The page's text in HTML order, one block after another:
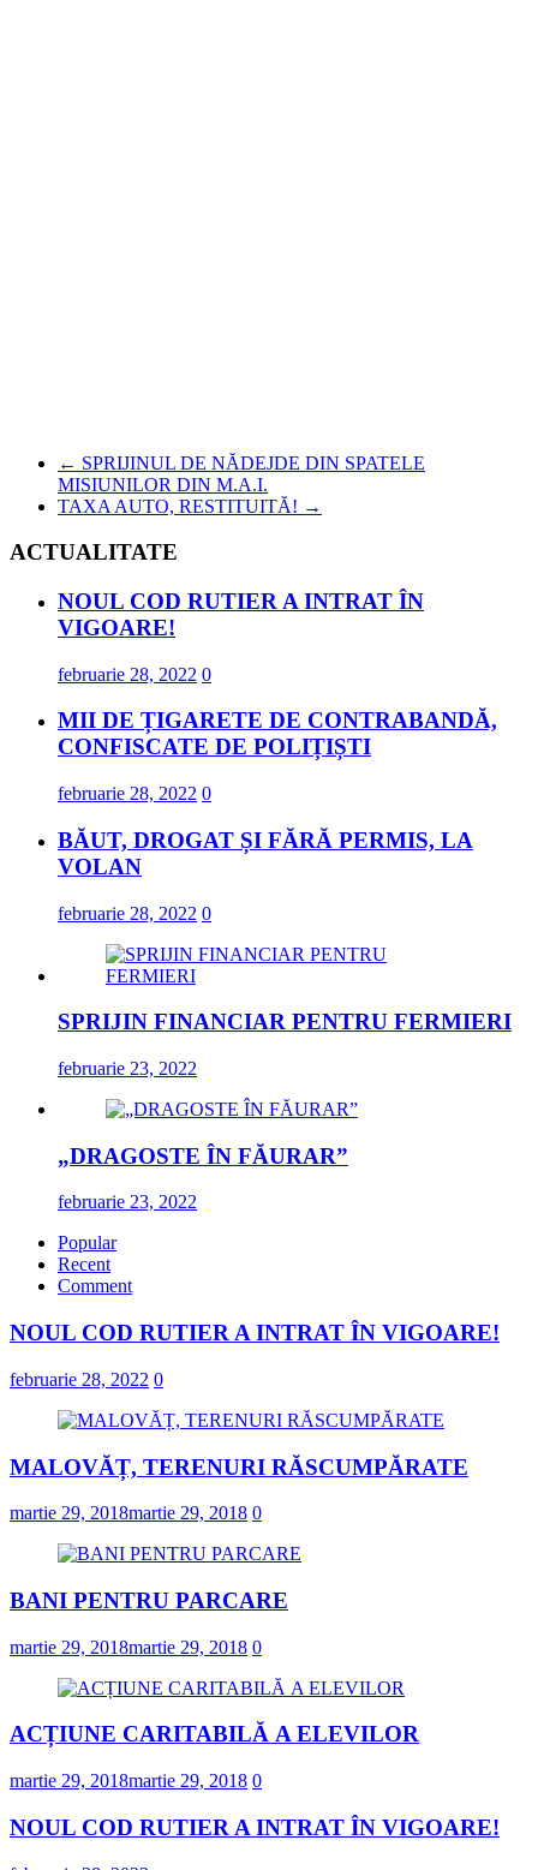
← SPRIJINUL DE NĂDEJDE DIN SPATELE
MISIUNILOR DIN M.A.I.
TAXA AUTO, RESTITUITĂ! →
ACTUALITATE
NOUL COD RUTIER A INTRAT ÎN
VIGOARE!
februarie 28, 2022 0
MII DE ȚIGARETE DE CONTRABANDĂ,
CONFISCATE DE POLIȚIȘTI
februarie 28, 2022 0
BĂUT, DROGAT ȘI FĂRĂ PERMIS, LA
VOLAN
februarie 28, 2022 0
SPRIJIN FINANCIAR PENTRU FERMIERI
februarie 23, 2022
„DRAGOSTE ÎN FĂURAR”
februarie 23, 2022
Popular
Recent
Comment
NOUL COD RUTIER A INTRAT ÎN VIGOARE!
februarie 28, 2022 0
MALOVĂȚ, TERENURI RĂSCUMPĂRATE
martie 29, 2018martie 29, 2018 0
BANI PENTRU PARCARE
martie 29, 2018martie 29, 2018 0
ACȚIUNE CARITABILĂ A ELEVILOR
martie 29, 2018martie 29, 2018 0
NOUL COD RUTIER A INTRAT ÎN VIGOARE!